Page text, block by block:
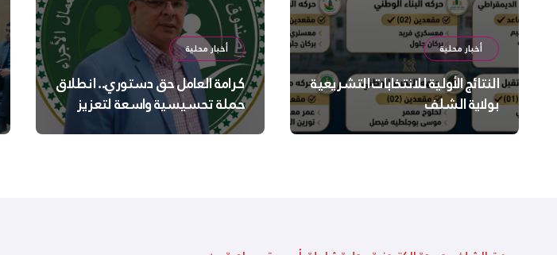
أخبار محلية
النتائج الأولية للانتخابات التشريعية
بولاية الشلف
أخبار محلية
كرامة العامل حق دستوري.. انطلاق
حملة تحسيسية واسعة لتعزيز
السلامة الجسدية والنفسية